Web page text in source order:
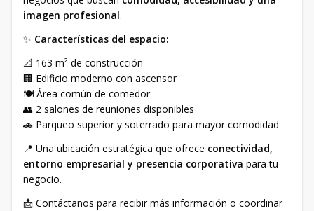
imagen profesional.
✨ Características del espacio:
📐 163 m² de construcción
🏢 Edificio moderno con ascensor
🍽️ Área común de comedor
👥 2 salones de reuniones disponibles
🚗 Parqueo superior y soterrado para mayor comodidad
📍 Una ubicación estratégica que ofrece conectividad,
entorno empresarial y presencia corporativa para tu
negocio.
📩 Contáctanos para recibir más información o coordinar